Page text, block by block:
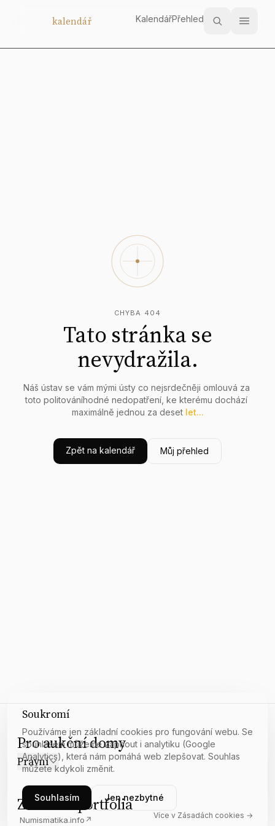
Soukromí
Používáme jen základní cookies pro fungování webu. Se
souhlasem můžeme zapnout i analytiku (Google
Analytics), která nám pomáhá web zlepšovat. Souhlas
můžete kdykoli změnit.
Souhlasím Jen nezbytné
Více v Zásadách cookies →
kalendář KalendářPřehled
CHYBA 404
Tato stránka se
nevydražila.
Náš ústav se vám mými ústy co nejsrdečněji omlouvá za
toto politováníhodné nedopatření, ke kterému dochází
maximálně jednou za deset let...
Zpět na kalendář Můj přehled
Pro aukční domy
Právní
Z našeho portfolia
Numismatika.info ↗